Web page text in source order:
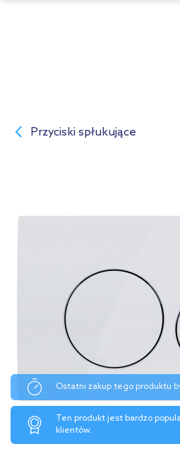
Przyciski spłukujące
Ostatni zakup tego produktu
Ten produkt jest bardzo
klientów.